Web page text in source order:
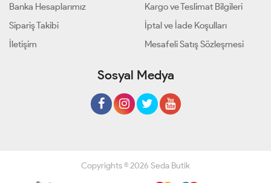
Banka Hesaplarımız
Sipariş Takibi
İletişim
Kargo ve Teslimat Bilgileri
İptal ve İade Koşulları
Mesafeli Satış Sözleşmesi
Sosyal Medya
Copyrights © 2026 Seda Butik